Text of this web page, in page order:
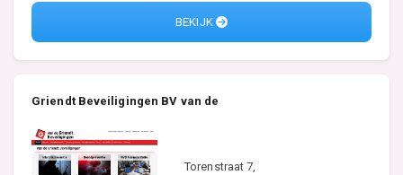
BEKIJK
Griendt Beveiligingen BV van de
Torenstraat 7,